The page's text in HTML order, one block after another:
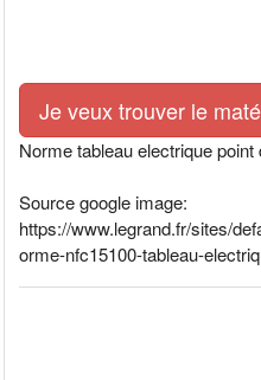
Je veux trouver le
Norme tableau electrique point
Source google image:
https://www.legrand.fr/sites/
orme-nfc15100-tableau-